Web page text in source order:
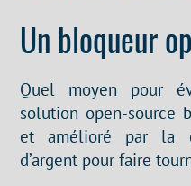
Un bloqueur
Quel moyen pour
solution open-source
et amélioré par la
d’argent pour faire